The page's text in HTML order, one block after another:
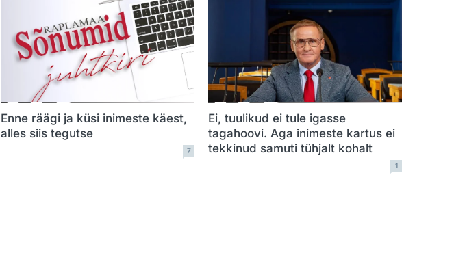
Enne räägi ja küsi inimeste käest,
alles siis tegutse
7
Ei, tuulikud ei tule igasse
tagahoovi. Aga inimeste kartus ei
tekkinud samuti tühjalt kohalt
1